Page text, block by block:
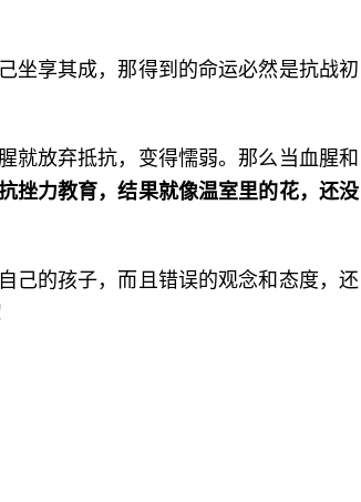
享其成，那得到的命运必然是抗战初
放弃抵抗，变得懦弱。那么当血腥和
挫力教育，结果就像温室里的花，还没
的孩子，而且错误的观念和态度，还